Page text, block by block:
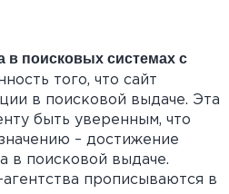
в поисковых системах с
того, что сайт
в поисковой выдаче. Эта
быть уверенным, что
– достижение
в поисковой выдаче.
агентства прописываются в